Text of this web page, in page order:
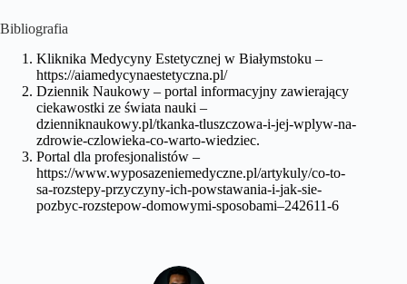
Bibliografia
Kliknika Medycyny Estetycznej w Białymstoku –
https://aiamedycynaestetyczna.pl/
Dziennik Naukowy – portal informacyjny zawierający
ciekawostki ze świata nauki –
dzienniknaukowy.pl/tkanka-tluszczowa-i-jej-wplyw-na-
zdrowie-czlowieka-co-warto-wiedziec.
Portal dla profesjonalistów –
https://www.wyposazeniemedyczne.pl/artykuly/co-to-
sa-rozstepy-przyczyny-ich-powstawania-i-jak-sie-
pozbyc-rozstepow-domowymi-sposobami–242611-6